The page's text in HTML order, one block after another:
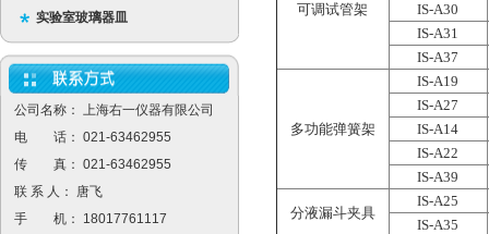
实验室玻璃器皿
公司名称： 上海右一仪器有限公司
电 话： 021-63462955
传 真： 021-63462955
联 系 人： 唐飞
手 机： 18017761117
可调试管架
IS-A30
IS-A31
IS-A37
多功能弹簧架
IS-A19
IS-A27
IS-A14
IS-A22
IS-A39
分液漏斗夹具
IS-A25
IS-A35